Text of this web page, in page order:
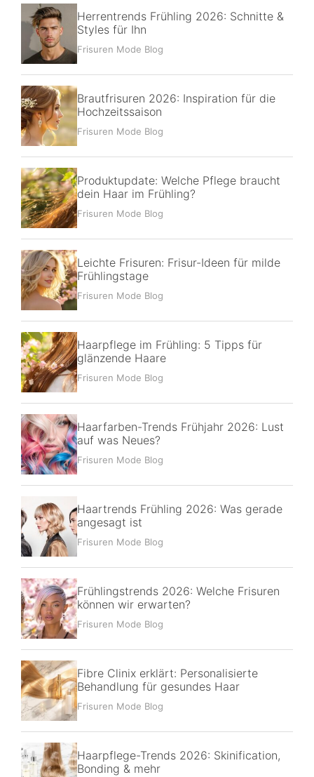
Herrentrends Frühling 2026: Schnitte &
Styles für Ihn
Frisuren Mode Blog
Brautfrisuren 2026: Inspiration für die
Hochzeitssaison
Frisuren Mode Blog
Produktupdate: Welche Pflege braucht
dein Haar im Frühling?
Frisuren Mode Blog
Leichte Frisuren: Frisur-Ideen für milde
Frühlingstage
Frisuren Mode Blog
Haarpflege im Frühling: 5 Tipps für
glänzende Haare
Frisuren Mode Blog
Haarfarben-Trends Frühjahr 2026: Lust
auf was Neues?
Frisuren Mode Blog
Haartrends Frühling 2026: Was gerade
angesagt ist
Frisuren Mode Blog
Frühlingstrends 2026: Welche Frisuren
können wir erwarten?
Frisuren Mode Blog
Fibre Clinix erklärt: Personalisierte
Behandlung für gesundes Haar
Frisuren Mode Blog
Haarpflege-Trends 2026: Skinification,
Bonding & mehr